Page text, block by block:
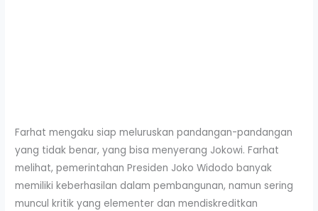
Farhat mengaku siap meluruskan pandangan-pandangan
yang tidak benar, yang bisa menyerang Jokowi. Farhat
melihat, pemerintahan Presiden Joko Widodo banyak
memiliki keberhasilan dalam pembangunan, namun sering
muncul kritik yang elementer dan mendiskreditkan